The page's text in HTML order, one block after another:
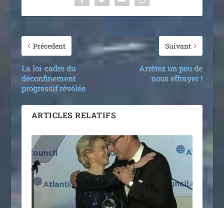
Précedent
La loi-cadre du
déconfinement
progressif révélée
Suivant
Arrêtez un peu de
nous effrayer !
ARTICLES RELATIFS